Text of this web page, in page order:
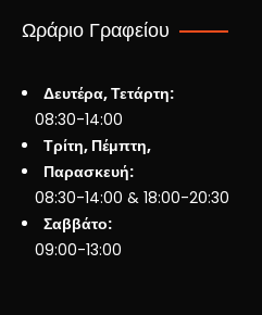
Ωράριο Γραφείου
Δευτέρα, Τετάρτη:
08:30-14:00
Τρίτη, Πέμπτη,
Παρασκευή:
08:30-14:00 & 18:00-20:30
Σαββάτο:
09:00-13:00